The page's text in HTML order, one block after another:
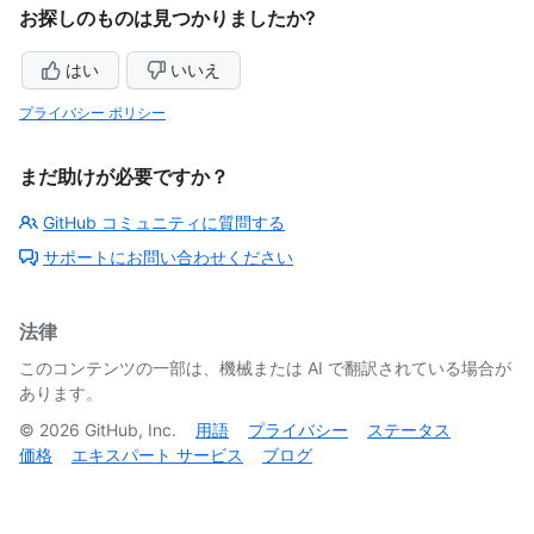
お探しのものは見つかりましたか?
はい いいえ
プライバシー ポリシー
まだ助けが必要ですか？
GitHub コミュニティに質問する
サポートにお問い合わせください
法律
このコンテンツの一部は、機械または AI で翻訳されている場合が
あります。
© 2026 GitHub, Inc. 用語 プライバシー
ステータス
価格
エキスパート サービス ブログ